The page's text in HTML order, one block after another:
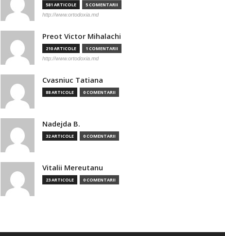
581 ARTICOLE 5 COMENTARII
http://www.ortodoxia.md
Preot Victor Mihalachi
210 ARTICOLE 1 COMENTARII
http://www.ortodoxia.md
Cvasniuc Tatiana
88 ARTICOLE 0 COMENTARII
Nadejda B.
32 ARTICOLE 0 COMENTARII
Vitalii Mereutanu
23 ARTICOLE 0 COMENTARII